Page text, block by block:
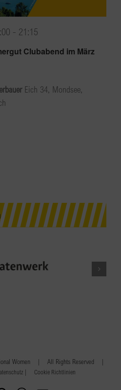
Clubabend im März
- 21:15
Eich 34, Mondsee,
Women | All Rights Reserved |
| Cookie Richtlinien